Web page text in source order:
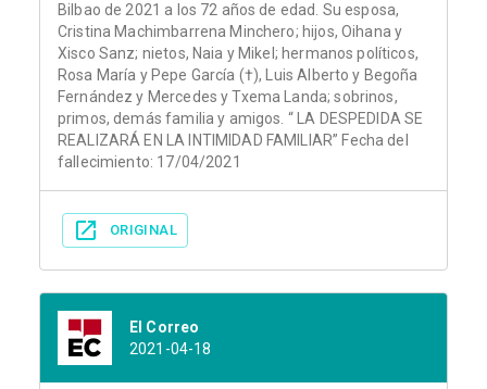
Bilbao de 2021 a los 72 años de edad. Su esposa,
Cristina Machimbarrena Minchero; hijos, Oihana y
Xisco Sanz; nietos, Naia y Mikel; hermanos políticos,
Rosa María y Pepe García (†), Luis Alberto y Begoña
Fernández y Mercedes y Txema Landa; sobrinos,
primos, demás familia y amigos. “ LA DESPEDIDA SE
REALIZARÁ EN LA INTIMIDAD FAMILIAR” Fecha del
fallecimiento: 17/04/2021
ORIGINAL
El Correo
2021-04-18